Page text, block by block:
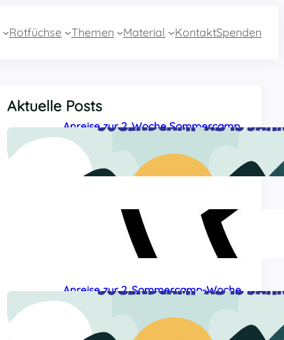
Rotfüchse Themen Material KontaktSpenden
Aktuelle Posts
Anreise zur 2. Woche Sommercamp
aus Essen mit dem Zug
27 Juli, 2026
Sommercamp-Hotline 2026
26 Juli, 2026
Anreise zur 2. Sommercamp-Woche
aus Baden-Württemberg
24 Juli, 2026